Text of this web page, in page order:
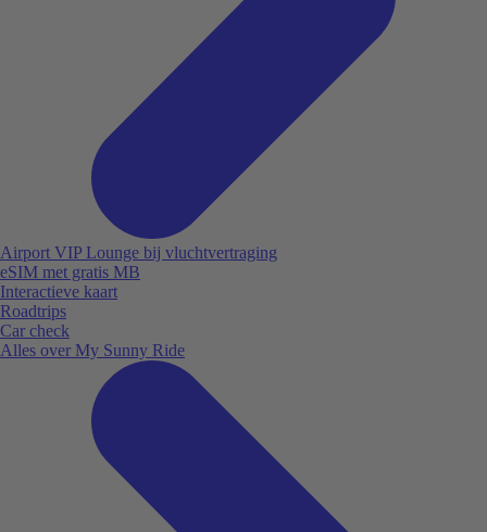
Airport VIP Lounge bij vluchtvertraging
eSIM met gratis MB
Interactieve kaart
Roadtrips
Car check
Alles over My Sunny Ride